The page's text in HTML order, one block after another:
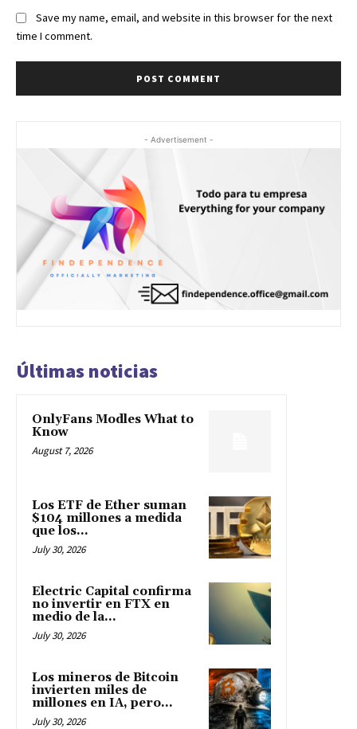
Save my name, email, and website in this browser for the next
time I comment.
- Advertisement -
Últimas noticias
OnlyFans Modles What to
Know
August 7, 2026
Los ETF de Ether suman
$104 millones a medida
que los...
July 30, 2026
Electric Capital confirma
no invertir en FTX en
medio de la...
July 30, 2026
Los mineros de Bitcoin
invierten miles de
millones en IA, pero...
July 30, 2026